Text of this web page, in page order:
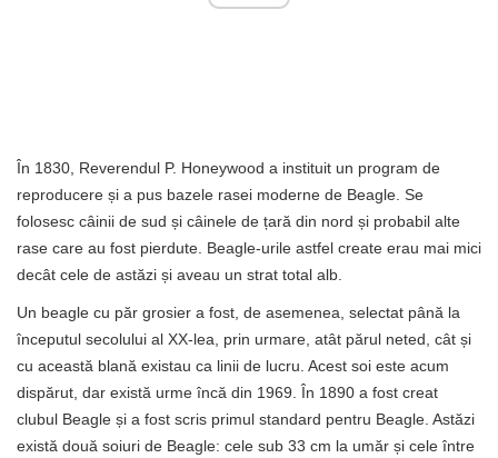
În 1830, Reverendul P. Honeywood a instituit un program de
reproducere și a pus bazele rasei moderne de Beagle. Se
folosesc câinii de sud și câinele de țară din nord și probabil alte
rase care au fost pierdute. Beagle-urile astfel create erau mai mici
decât cele de astăzi și aveau un strat total alb.
Un beagle cu păr grosier a fost, de asemenea, selectat până la
începutul secolului al XX-lea, prin urmare, atât părul neted, cât și
cu această blană existau ca linii de lucru. Acest soi este acum
dispărut, dar există urme încă din 1969. În 1890 a fost creat
clubul Beagle și a fost scris primul standard pentru Beagle. Astăzi
există două soiuri de Beagle: cele sub 33 cm la umăr și cele între